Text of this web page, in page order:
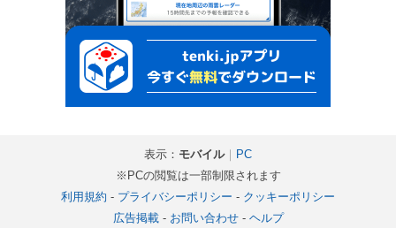
表示： モバイル｜ PC
※PCの閲覧は一部制限されます
利用規約 - プライバシーポリシー - クッキーポリシー
広告掲載- お問い合わせ- ヘルプ